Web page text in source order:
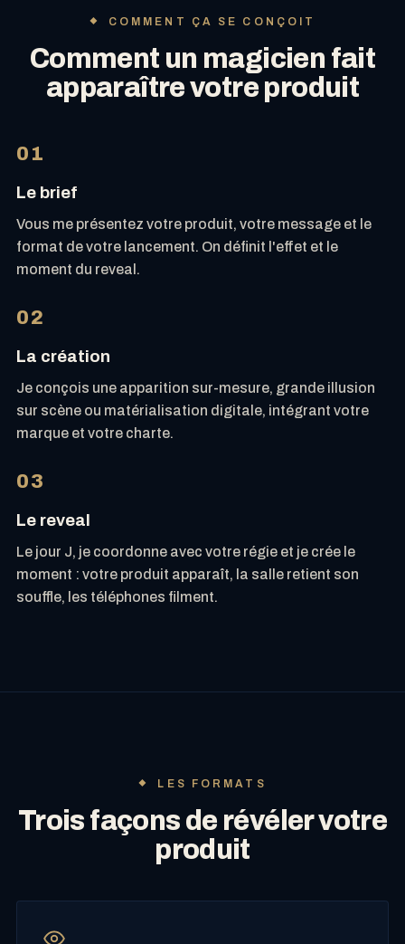
COMMENT ÇA SE CONÇOIT
Comment un magicien fait
apparaître votre produit
01
Le brief
Vous me présentez votre produit, votre message et le
format de votre lancement. On définit l'effet et le
moment du reveal.
02
La création
Je conçois une apparition sur-mesure, grande illusion
sur scène ou matérialisation digitale, intégrant votre
marque et votre charte.
03
Le reveal
Le jour J, je coordonne avec votre régie et je crée le
moment : votre produit apparaît, la salle retient son
souffle, les téléphones filment.
LES FORMATS
Trois façons de révéler votre
produit